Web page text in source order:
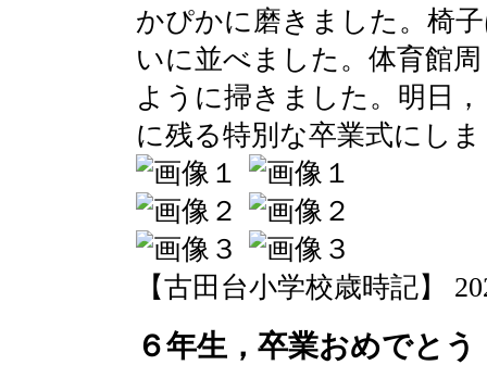
かぴかに磨きました。椅
いに並べました。体育館
ように掃きました。明日
に残る特別な卒業式にし
【古田台小学校歳時記】
６年生，卒業おめでとう